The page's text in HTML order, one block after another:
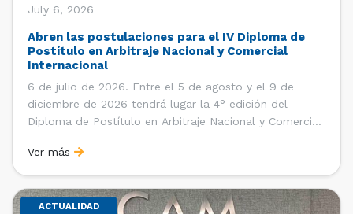
July 6, 2026
Abren las postulaciones para el IV Diploma de
Postítulo en Arbitraje Nacional y Comercial
Internacional
6 de julio de 2026. Entre el 5 de agosto y el 9 de
diciembre de 2026 tendrá lugar la 4° edición del
Diploma de Postítulo en Arbitraje Nacional y Comercial
Derecho Internacional de la Facultad de Derecho de la
Universidad de Chile y […]
Ver más
ACTUALIDAD